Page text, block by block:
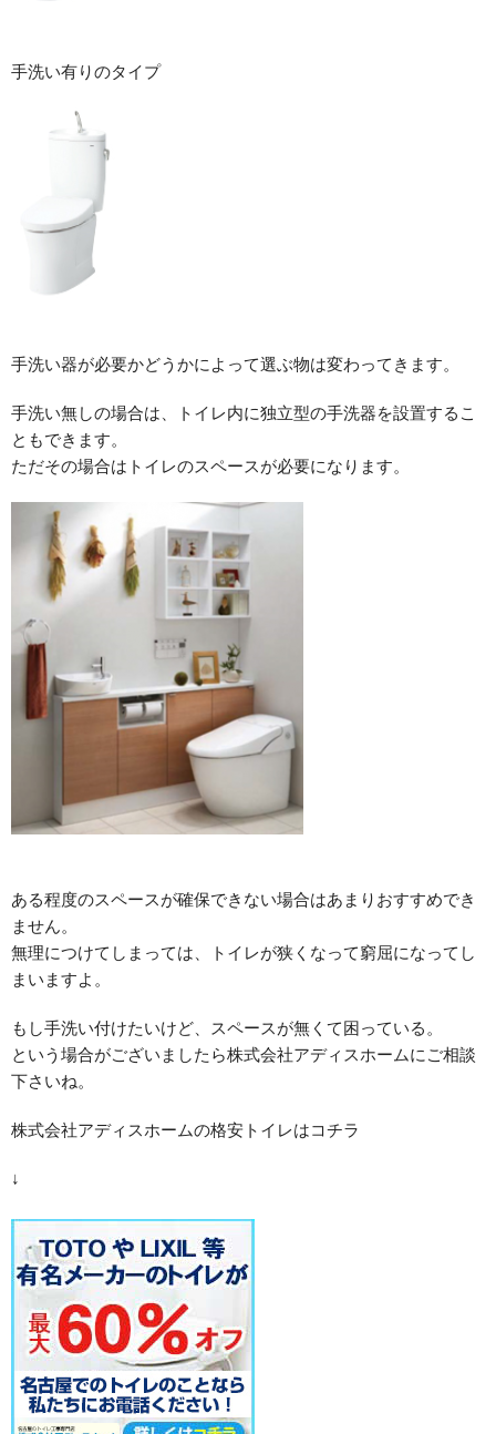
手洗い有りのタイプ
手洗い器が必要かどうかによって選ぶ物は変わってきます。
手洗い無しの場合は、トイレ内に独立型の手洗器を設置するこ
ともできます。
ただその場合はトイレのスペースが必要になります。
ある程度のスペースが確保できない場合はあまりおすすめでき
ません。
無理につけてしまっては、トイレが狭くなって窮屈になってし
まいますよ。
もし手洗い付けたいけど、スペースが無くて困っている。
という場合がございましたら株式会社アディスホームにご相談
下さいね。
株式会社アディスホームの格安トイレはコチラ
↓